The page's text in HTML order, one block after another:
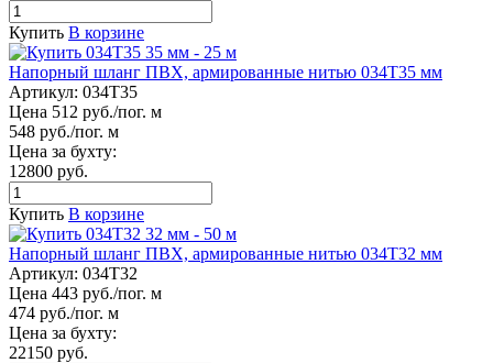
Купить В корзине
Напорный шланг ПВХ, армированные нитью 034Т35 мм
Артикул: 034Т35
Цена 512 руб./пог. м
548 руб./пог. м
Цена за бухту:
12800 руб.
Купить В корзине
Напорный шланг ПВХ, армированные нитью 034Т32 мм
Артикул: 034Т32
Цена 443 руб./пог. м
474 руб./пог. м
Цена за бухту:
22150 руб.